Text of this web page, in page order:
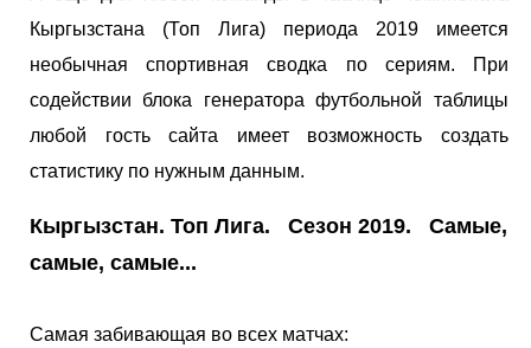
Кыргызстана (Топ Лига) периода 2019 имеется
необычная спортивная сводка по сериям. При
содействии блока генератора футбольной таблицы
любой гость сайта имеет возможность создать
статистику по нужным данным.
Кыргызстан. Топ Лига. Сезон 2019. Самые,
самые, самые...
Самая забивающая во всех матчах: